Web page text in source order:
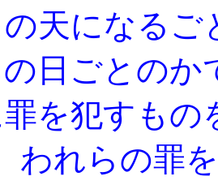
天になるご
日ごとのか
を犯すもの
われらの罪